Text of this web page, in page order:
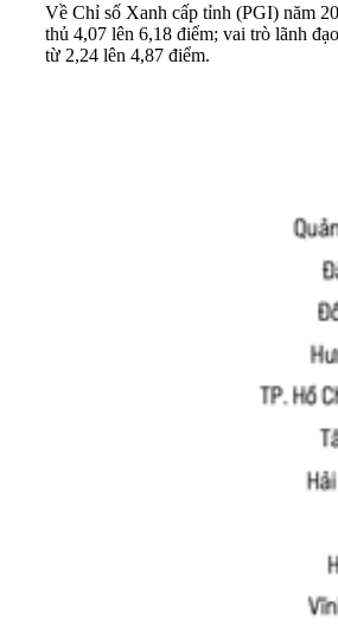
Về Chỉ số Xanh cấp tỉnh (PGI) năm
thủ 4,07 lên 6,18 điểm; vai trò lãnh
từ 2,24 lên 4,87 điểm.